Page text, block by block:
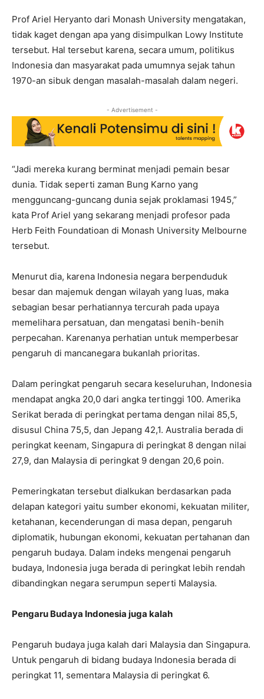
Prof Ariel Heryanto dari Monash University mengatakan,
tidak kaget dengan apa yang disimpulkan Lowy Institute
tersebut. Hal tersebut karena, secara umum, politikus
Indonesia dan masyarakat pada umumnya sejak tahun
1970-an sibuk dengan masalah-masalah dalam negeri.
- Advertisement -
“Jadi mereka kurang berminat menjadi pemain besar
dunia. Tidak seperti zaman Bung Karno yang
mengguncang-guncang dunia sejak proklamasi 1945,”
kata Prof Ariel yang sekarang menjadi profesor pada
Herb Feith Foundatioan di Monash University Melbourne
tersebut.
Menurut dia, karena Indonesia negara berpenduduk
besar dan majemuk dengan wilayah yang luas, maka
sebagian besar perhatiannya tercurah pada upaya
memelihara persatuan, dan mengatasi benih-benih
perpecahan. Karenanya perhatian untuk memperbesar
pengaruh di mancanegara bukanlah prioritas.
Dalam peringkat pengaruh secara keseluruhan, Indonesia
mendapat angka 20,0 dari angka tertinggi 100. Amerika
Serikat berada di peringkat pertama dengan nilai 85,5,
disusul China 75,5, dan Jepang 42,1. Australia berada di
peringkat keenam, Singapura di peringkat 8 dengan nilai
27,9, dan Malaysia di peringkat 9 dengan 20,6 poin.
Pemeringkatan tersebut dialkukan berdasarkan pada
delapan kategori yaitu sumber ekonomi, kekuatan militer,
ketahanan, kecenderungan di masa depan, pengaruh
diplomatik, hubungan ekonomi, kekuatan pertahanan dan
pengaruh budaya. Dalam indeks mengenai pengaruh
budaya, Indonesia juga berada di peringkat lebih rendah
dibandingkan negara serumpun seperti Malaysia.
Pengaru Budaya Indonesia juga kalah
Pengaruh budaya juga kalah dari Malaysia dan Singapura.
Untuk pengaruh di bidang budaya Indonesia berada di
peringkat 11, sementara Malaysia di peringkat 6.